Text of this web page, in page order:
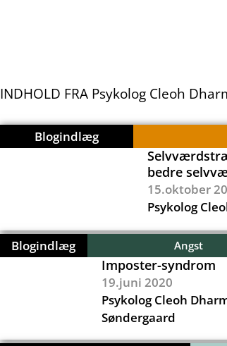
INDHOLD FRA Psykolog Cleoh
Blogindlæg
bedre
15.oktober
Psykolog
Blogindlæg Angst
Imposter-syndrom
19.juni 2020
Psykolog Cleoh
Søndergaard